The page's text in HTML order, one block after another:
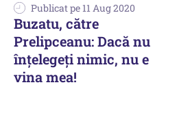
Publicat pe 11 Aug 2020
Buzatu, către
Prelipceanu: Dacă nu
înțelegeți nimic, nu e
vina mea!